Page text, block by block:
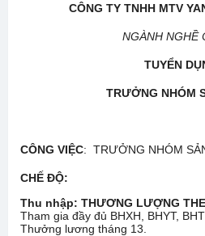
CÔNG TY TNHH MTV
NGÀNH NGHỀ
TUYỂN
TRƯỞNG NHÓM
CÔNG VIỆC: TRƯỞNG NHÓM
CHẾ ĐỘ:
Thu nhập: THƯƠNG LƯỢNG
Tham gia đầy đủ BHXH, BHYT,
Thưởng lương tháng 13.